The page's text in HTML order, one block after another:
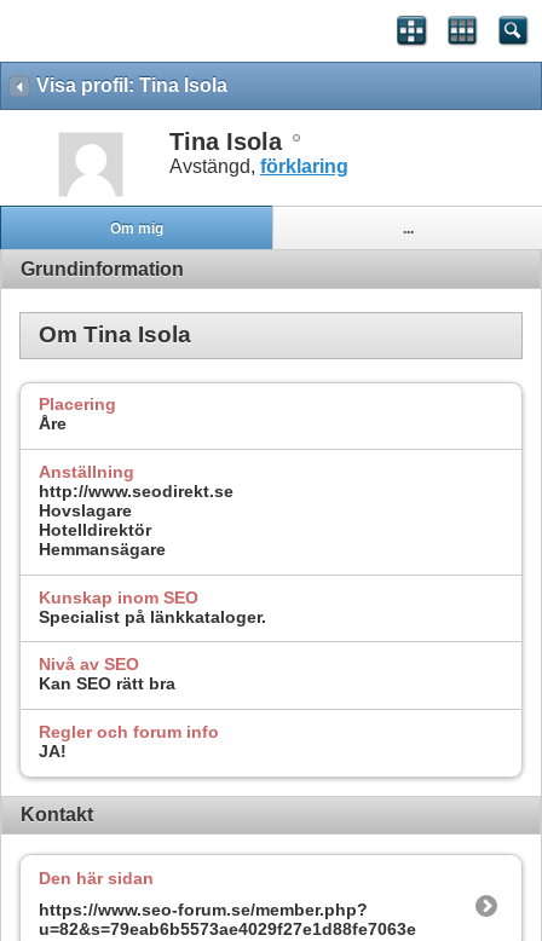
Visa profil: Tina Isola
Tina Isola
Avstängd, förklaring
Om mig ...
Grundinformation
Om Tina Isola
Placering
Åre
Anställning
http://www.seodirekt.se
Hovslagare
Hotelldirektör
Hemmansägare
Kunskap inom SEO
Specialist på länkkataloger.
Nivå av SEO
Kan SEO rätt bra
Regler och forum info
JA!
Kontakt
Den här sidan
https://www.seo-forum.se/member.php?
u=82&s=79eab6b5573ae4029f27e1d88fe7063e